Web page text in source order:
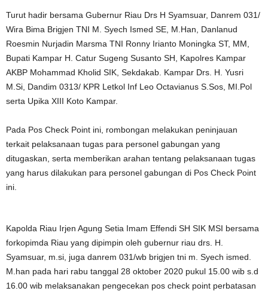
Turut hadir bersama Gubernur Riau Drs H Syamsuar, Danrem 031/
Wira Bima Brigjen TNI M. Syech Ismed SE, M.Han, Danlanud
Roesmin Nurjadin Marsma TNI Ronny Irianto Moningka ST, MM,
Bupati Kampar H. Catur Sugeng Susanto SH, Kapolres Kampar
AKBP Mohammad Kholid SIK, Sekdakab. Kampar Drs. H. Yusri
M.Si, Dandim 0313/ KPR Letkol Inf Leo Octavianus S.Sos, MI.Pol
serta Upika XIII Koto Kampar.
Pada Pos Check Point ini, rombongan melakukan peninjauan
terkait pelaksanaan tugas para personel gabungan yang
ditugaskan, serta memberikan arahan tentang pelaksanaan tugas
yang harus dilakukan para personel gabungan di Pos Check Point
ini.
Kapolda Riau Irjen Agung Setia Imam Effendi SH SIK MSI bersama
forkopimda Riau yang dipimpin oleh gubernur riau drs. H.
Syamsuar, m.si, juga danrem 031/wb brigjen tni m. Syech ismed.
M.han pada hari rabu tanggal 28 oktober 2020 pukul 15.00 wib s.d
16.00 wib melaksanakan pengecekan pos check point perbatasan